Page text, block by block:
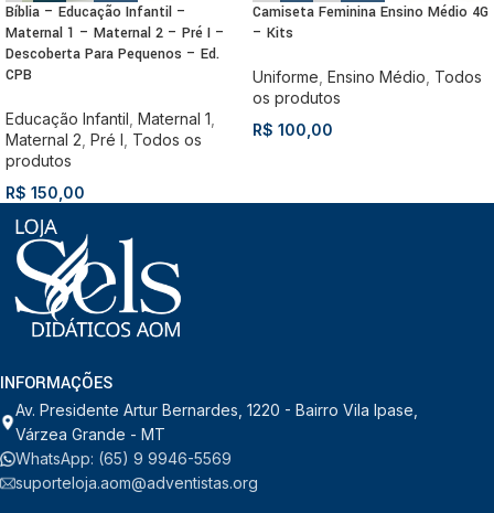
Bíblia – Educação Infantil –
Maternal 1 – Maternal 2 – Pré I –
Descoberta Para Pequenos – Ed.
CPB
Educação Infantil Maternal 1
Maternal 2 Pré I Todos os
produtos
R$ 150,00
Camiseta Feminina Ensino Médio 4G
– Kits
Uniforme Ensino Médio Todos
os produtos
R$ 100,00
INFORMAÇÕES
Av. Presidente Artur Bernardes, 1220 - Bairro Vila Ipase,
Várzea Grande - MT
WhatsApp: (65) 9 9946-5569
suporteloja.aom@adventistas.org